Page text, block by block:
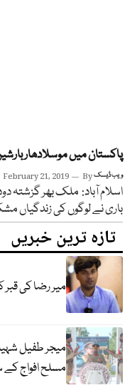
پاکستان میں
February 21, 2019 Byویب ڈیسک
اسلام آباد: ملک بھر گزشتہ
باری نے لوگوں کی زندگیاں
تازہ ترین خبریں
میر رضا کی قبر
مسلح افواج کے